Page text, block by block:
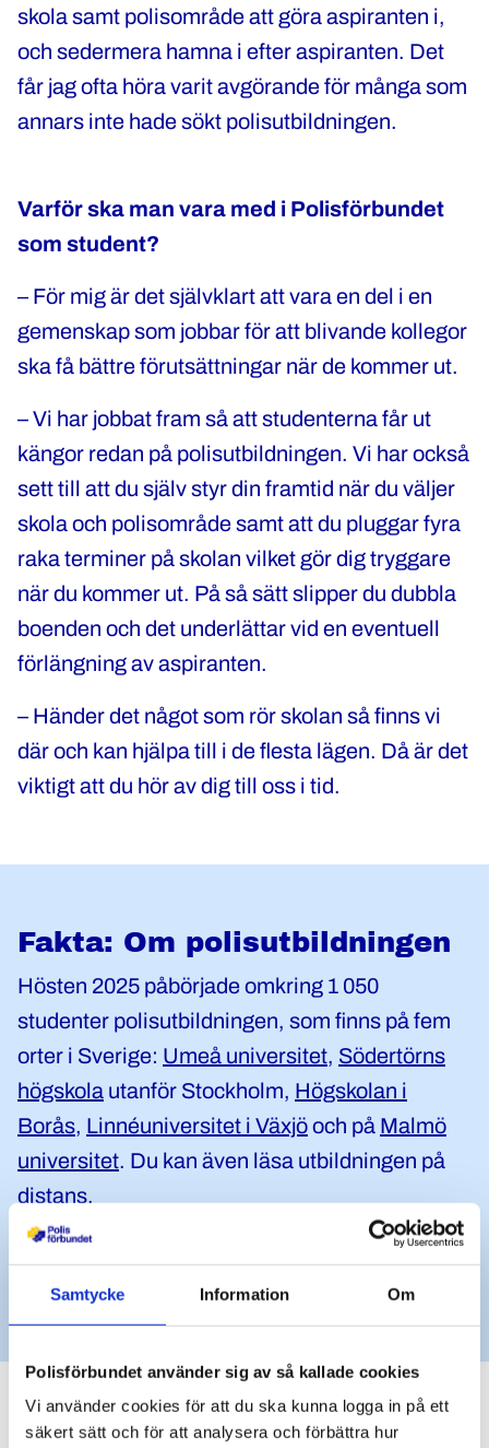
Samtycke Information Om
Polisförbundet använder sig av så kallade cookies
Vi använder cookies för att du ska kunna logga in på ett
säkert sätt och för att analysera och förbättra hur
skola samt polisområde att göra aspiranten i,
och sedermera hamna i efter aspiranten. Det
får jag ofta höra varit avgörande för många som
annars inte hade sökt polisutbildningen.
Varför ska man vara med i Polisförbundet
som student?
– För mig är det självklart att vara en del i en
gemenskap som jobbar för att blivande kollegor
ska få bättre förutsättningar när de kommer ut.
– Vi har jobbat fram så att studenterna får ut
kängor redan på polisutbildningen. Vi har också
sett till att du själv styr din framtid när du väljer
skola och polisområde samt att du pluggar fyra
raka terminer på skolan vilket gör dig tryggare
när du kommer ut. På så sätt slipper du dubbla
boenden och det underlättar vid en eventuell
förlängning av aspiranten.
– Händer det något som rör skolan så finns vi
där och kan hjälpa till i de flesta lägen. Då är det
viktigt att du hör av dig till oss i tid.
Fakta: Om polisutbildningen
Hösten 2025 påbörjade omkring 1 050
studenter polisutbildningen, som finns på fem
orter i Sverige: Umeå universitet, Södertörns
högskola utanför Stockholm, Högskolan i
Borås, Linnéuniversitet i Växjöoch på Malmö
universitet. Du kan även läsa utbildningen på
distans.
Läs mer om hur det är att studera till
polis